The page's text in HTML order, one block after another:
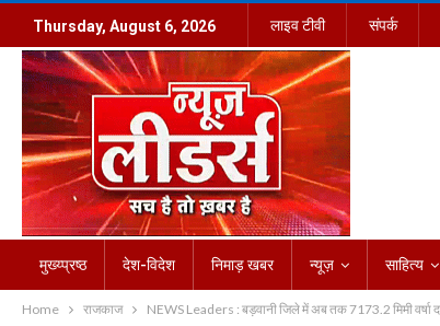
Thursday, August 6, 2026 लाइव टीवी संपर्क
मुख्य्प्रष्ठ देश-विदेश निमाड़ खबर न्यूज़ साहित्य
Home राजकाज NEWS Leaders : बड़वानी जिले में अब तक 7173.2 मिमी